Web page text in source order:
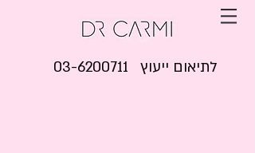
03-6200711 לתיאום ייעוץ